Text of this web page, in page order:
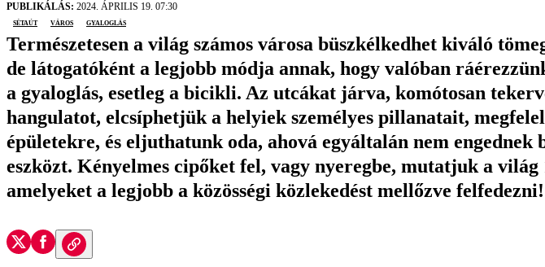
PUBLIKÁLÁS: 2024. ÁPRILIS 19. 07:30
sétaút
város gyaloglás
Természetesen a világ számos városa büszkélkedhet kiváló
de látogatóként a legjobb módja annak, hogy valóban
a gyaloglás, esetleg a bicikli. Az utcákat járva, komótosan
hangulatot, elcsíphetjük a helyiek személyes pillanatait,
épületekre, és eljuthatunk oda, ahová egyáltalán nem engednek
eszközt. Kényelmes cipőket fel, vagy nyeregbe, mutatjuk a világ
amelyeket a legjobb a közösségi közlekedést mellőzve felfedezni!